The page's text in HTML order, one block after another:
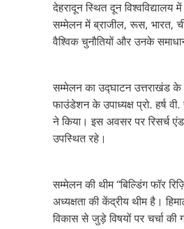
देहरादून स्थित दून
सम्मेलन में ब्राजील, रूस, भारत,
वैश्विक चुनौतियों और उनके
सम्मेलन का उद्घाटन उत्तराखंड के
फाउंडेशन के उपाध्यक्ष प्रो. हर्ष
ने किया। इस अवसर पर रिसर्च
उपस्थित रहे।
सम्मेलन की थीम “बिल्डिंग फॉर
अध्यक्षता की केंद्रीय थीम है।
विकास से जुड़े विषयों पर चर्चा की